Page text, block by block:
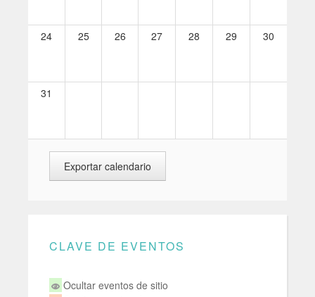
24 25 26 27 28 29 30
31
CLAVE DE EVENTOS
Ocultar eventos de sitio